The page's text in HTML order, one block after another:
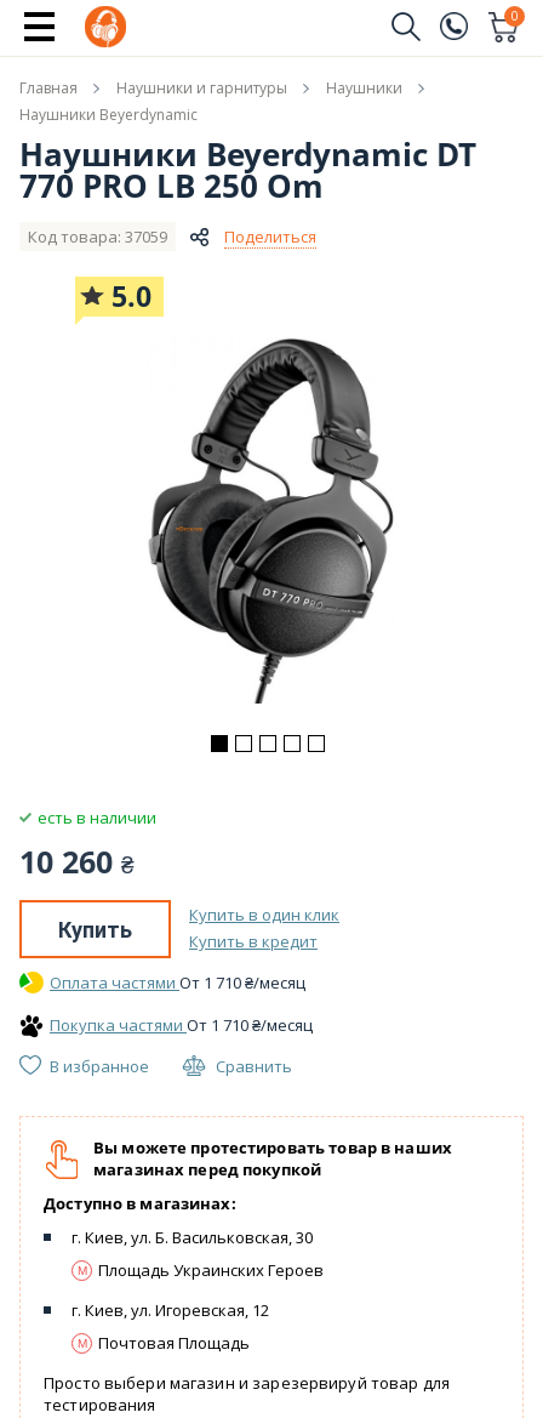
(096)
(044)
0
Имя
Телефон
Главная Наушники и гарнитуры
Наушники
Наушники Beyerdynamic
Наушники Beyerdynamic DT
770 PRO LB 250 Om
Код товара: 37059 Поделиться
5.0
есть в наличии
10 260 ₴
Купить
Купить в один клик
Купить в кредит
Оплата частями От 1 710₴/месяц
Покупка частями От 1 710₴/месяц
В избранное
Сравнить
Вы можете протестировать товар в наших
магазинах перед покупкой
Доступно в магазинах:
г. Киев, ул. Б. Васильковская, 30
Площадь Украинских Героев
г. Киев, ул. Игоревская, 12
Почтовая Площадь
Просто выбери магазин и зарезервируй товар для
тестирования
Купить